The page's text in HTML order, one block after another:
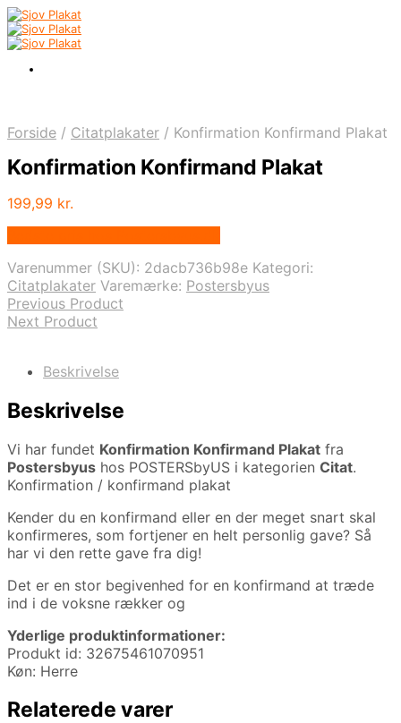
Forside / Citatplakater / Konfirmation Konfirmand Plakat
Konfirmation Konfirmand Plakat
199,99 kr.
Varenummer (SKU): 2dacb736b98e Kategori:
Citatplakater Varemærke: Postersbyus
Previous Product
Next Product
Beskrivelse
Beskrivelse
Vi har fundet Konfirmation Konfirmand Plakat fra
Postersbyus hos POSTERSbyUS i kategorien Citat.
Konfirmation / konfirmand plakat
Kender du en konfirmand eller en der meget snart skal
konfirmeres, som fortjener en helt personlig gave? Så
har vi den rette gave fra dig!
Det er en stor begivenhed for en konfirmand at træde
ind i de voksne rækker og
Yderlige produktinformationer:
Produkt id: 32675461070951
Køn: Herre
Relaterede varer